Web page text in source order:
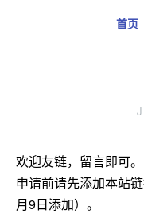
首页
欢迎友链，留言即可。
申请前请先添加本站
月9日添加）。